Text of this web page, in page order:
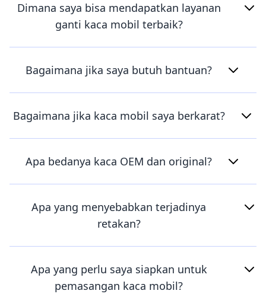
Dimana saya bisa mendapatkan layanan
ganti kaca mobil terbaik?
Bagaimana jika saya butuh bantuan?
Bagaimana jika kaca mobil saya berkarat?
Apa bedanya kaca OEM dan original?
Apa yang menyebabkan terjadinya
retakan?
Apa yang perlu saya siapkan untuk
pemasangan kaca mobil?